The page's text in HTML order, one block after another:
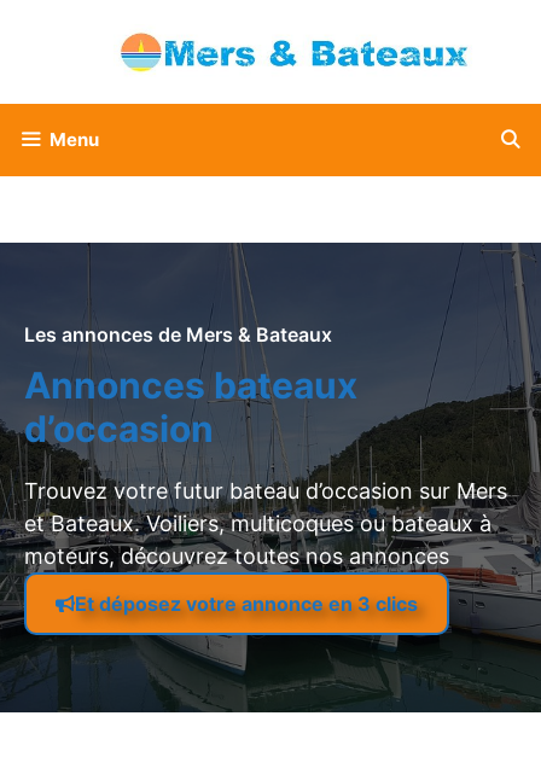
Menu
Les annonces de Mers & Bateaux
Annonces bateaux
d’occasion
Trouvez votre futur bateau d’occasion sur Mers
et Bateaux. Voiliers, multicoques ou bateaux à
moteurs, découvrez toutes nos annonces
Et déposez votre annonce en 3 clics